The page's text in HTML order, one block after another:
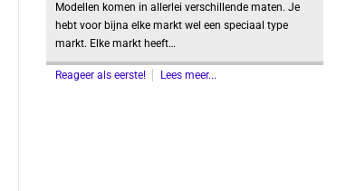
Modellen komen in allerlei verschillende maten. Je
hebt voor bijna elke markt wel een speciaal type
markt. Elke markt heeft…
Reageer als eerste! Lees meer...